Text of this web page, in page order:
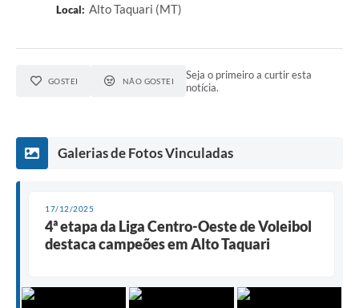
Local: Alto Taquari (MT)
GOSTEI NÃO GOSTEI
Seja o primeiro a curtir esta
notícia.
Galerias de Fotos Vinculadas
17/12/2025
4ª etapa da Liga Centro-Oeste de Voleibol
destaca campeões em Alto Taquari